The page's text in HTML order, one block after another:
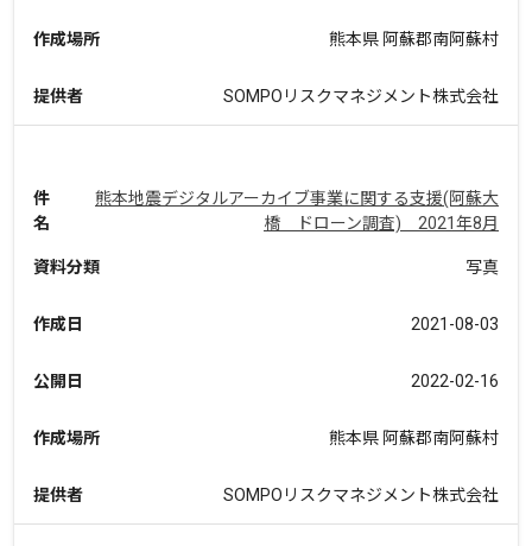
作成場所 熊本県 阿蘇郡南阿蘇村
提供者 SOMPOリスクマネジメント株式会社
件
名
熊本地震デジタルアーカイブ事業に関する支援(阿蘇大
橋 ドローン調査) 2021年8月
資料分類 写真
作成日 2021-08-03
公開日 2022-02-16
作成場所 熊本県 阿蘇郡南阿蘇村
提供者 SOMPOリスクマネジメント株式会社